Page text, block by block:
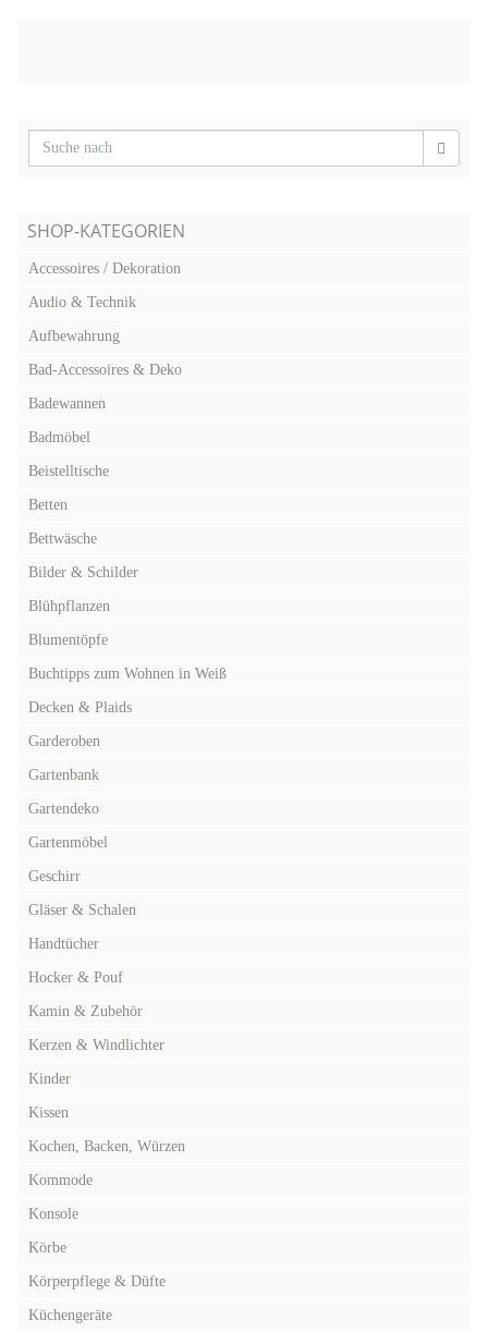
SHOP-KATEGORIEN
Accessoires / Dekoration
Audio & Technik
Aufbewahrung
Bad-Accessoires & Deko
Badewannen
Badmöbel
Beistelltische
Betten
Bettwäsche
Bilder & Schilder
Blühpflanzen
Blumentöpfe
Buchtipps zum Wohnen in Weiß
Decken & Plaids
Garderoben
Gartenbank
Gartendeko
Gartenmöbel
Geschirr
Gläser & Schalen
Handtücher
Hocker & Pouf
Kamin & Zubehör
Kerzen & Windlichter
Kinder
Kissen
Kochen, Backen, Würzen
Kommode
Konsole
Körbe
Körperpflege & Düfte
Küchengeräte